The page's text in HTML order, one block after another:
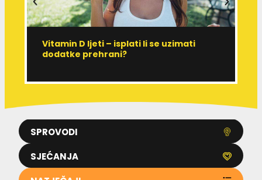
SPROVODI
SJEĆANJA
Vitamin D ljeti – isplati li se uzimati
dodatke prehrani?